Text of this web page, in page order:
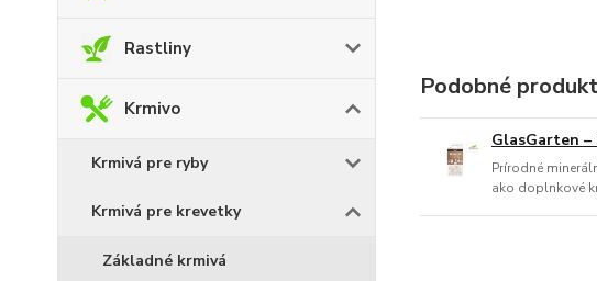
Rastliny
Krmivo
Krmivá pre ryby
Krmivá pre krevetky
Základné krmivá
Podobné
GlasGarten
Prírodné
ako doplnkové